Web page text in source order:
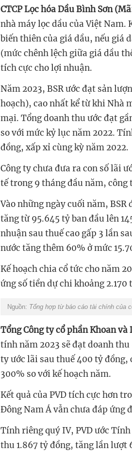
CTCP Lọc hóa Dầu Bình Sơn
nhà máy lọc dầu của Việt Nam.
biến thiên của giá dầu, nếu giá
(mức chênh lệch giữa giá dầu
tích cực cho lợi nhuận.
Năm 2023, BSR ước đạt sản
hoạch), cao nhất kể từ khi Nhà
mại. Tổng doanh thu ước đạt
so với mức kỷ lục năm 2022.
đồng, xấp xỉ cùng kỳ năm 2022.
Công ty chưa đưa ra con số lãi
tế trong 9 tháng đầu năm, công
Vào những ngày cuối năm,
tăng từ 95.645 tỷ ban đầu lên
nhuận sau thuế cao gấp 3 lần
nước tăng thêm 60% ở mức
Kế hoạch chia cổ tức cho năm
ứng số tiền dự chi khoảng 2.170
Nguồn: Tổng hợp từ báo cáo tài chính của
Tổng Công ty cổ phần Khoan
tính năm 2023 sẽ đạt doanh
ty ước lãi sau thuế 400 tỷ đồng,
300% so với kế hoạch năm.
Kết quả của PVD tích cực hơn
Đông Nam Á vẫn chưa đáp ứng
Tính riêng quý IV, PVD ước
thu 1.867 tỷ đồng, tăng lần lượt